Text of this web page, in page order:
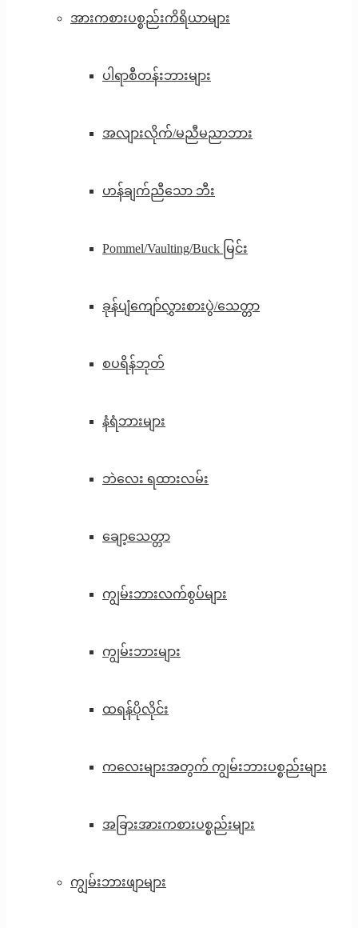
အားကစားပစ္စည်းကိရိယာများ
ပါရာစီတန်းဘားများ
အလျားလိုက်/မညီမညာဘား
ဟန်ချက်ညီသော ဘီး
Pommel/Vaulting/Buck မြင်း
ခုန်ပျံကျော်လွှားစားပွဲ/သေတ္တာ
စပရိန်ဘုတ်
နံရံဘားများ
ဘဲလေး ရထားလမ်း
ချော့သေတ္တာ
ကျွမ်းဘားလက်စွပ်များ
ကျွမ်းဘားများ
ထရန်ပိုလိုင်း
ကလေးများအတွက် ကျွမ်းဘားပစ္စည်းများ
အခြားအားကစားပစ္စည်းများ
ကျွမ်းဘားဖျာများ